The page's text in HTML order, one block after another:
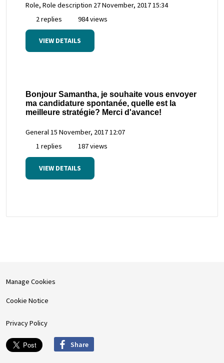
Role, Role description 27 November, 2017 15:34
2 replies
984 views
VIEW DETAILS
Bonjour Samantha, je souhaite vous envoyer
ma candidature spontanée, quelle est la
meilleure stratégie? Merci d'avance!
General15 November, 2017 12:07
1 replies
187 views
VIEW DETAILS
Manage Cookies
Cookie Notice
Privacy Policy
Share